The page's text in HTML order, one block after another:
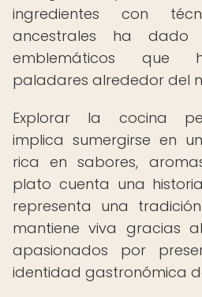
ingredientes con
ancestrales ha
emblemáticos que
paladares alrededor del
Explorar la cocina
implica sumergirse en
rica en sabores,
plato cuenta una
representa una
mantiene viva gracias
apasionados por
identidad gastronómica